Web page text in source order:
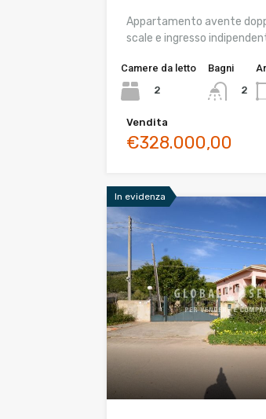
Appartamento avente
scale e ingresso
Camere da letto
2
Bagni
2
Vendita
€328.000,00
In evidenza